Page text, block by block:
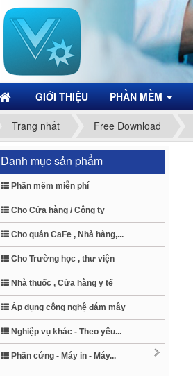
GIỚI THIỆU PHẦN MỀM
Trang nhất Free Download
Danh mục sản phẩm
Phần mềm miễn phí
Cho Cửa hàng / Công ty
Cho quán CaFe , Nhà hàng,...
Cho Trường học , thư viện
Nhà thuốc , Cửa hàng y tế
Áp dụng công nghệ đám mây
Nghiệp vụ khác - Theo yêu...
Phần cứng - Máy in - Máy...